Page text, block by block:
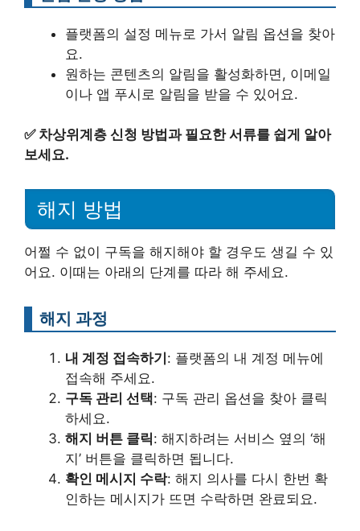
플랫폼의 설정 메뉴로 가서 알림 옵션을 찾아
요.
원하는 콘텐츠의 알림을 활성화하면, 이메일
이나 앱 푸시로 알림을 받을 수 있어요.
✅ 차상위계층 신청 방법과 필요한 서류를 쉽게 알아
보세요.
해지 방법
어쩔 수 없이 구독을 해지해야 할 경우도 생길 수 있
어요. 이때는 아래의 단계를 따라 해 주세요.
해지 과정
내 계정 접속하기 : 플랫폼의 내 계정 메뉴에
접속해 주세요.
구독 관리 선택: 구독 관리 옵션을 찾아 클릭
하세요.
해지 버튼 클릭: 해지하려는 서비스 옆의 ‘해
지’ 버튼을 클릭하면 됩니다.
확인 메시지 수락: 해지 의사를 다시 한번 확
인하는 메시지가 뜨면 수락하면 완료되요.